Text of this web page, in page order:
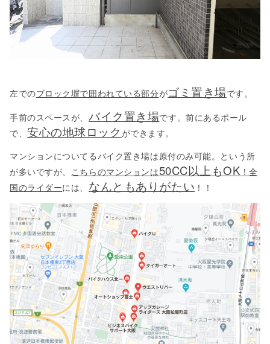
左でのブロック塀で囲われている部分がゴミ置き場です。
手前のスペースが、バイク置き場です。前にあるポール
で、安心の地球ロック ができます。
マンションについてるバイク置き場は原付のみ可能。という所
が多いですが、
こちらのマンションは50CC以上もOK ！全
国のライダーには、 なんともありがたい ！！